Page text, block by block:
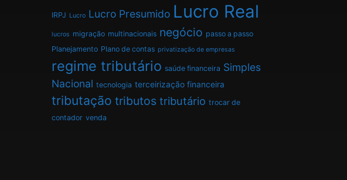
IRPJ Lucro Lucro Presumido Lucro Real
lucros migração multinacionais negócio passo a passo
Planejamento Plano de contas privatização de empresas
regime tributário saúde financeira Simples
Nacional tecnologia terceirização financeira
tributação tributos tributário trocar de
contador venda